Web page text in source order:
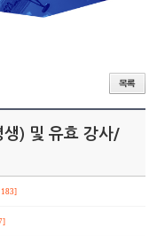
) 및 유효 강사/